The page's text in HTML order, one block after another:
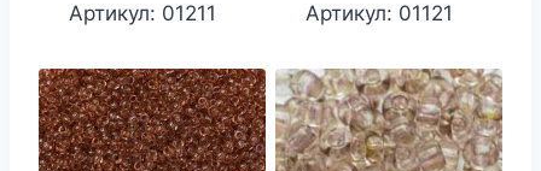
Артикул: 01211 Артикул: 01121